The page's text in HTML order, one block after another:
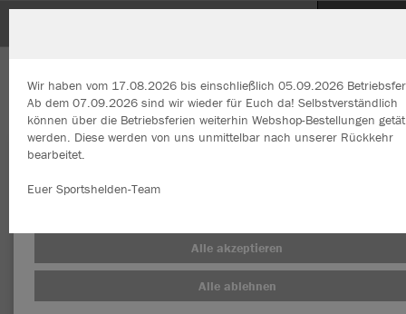
Herzlich Willkommen im Teamshop
Angelsportverein Aidlingen
Wir haben vom 17.08.2026 bis einschließlich 05.09.2026
Ab dem 07.09.2026 sind wir wieder für Euch da! Selbstverständlich
können über die Betriebsferien weiterhin Webshop-Bestellungen
werden. Diese werden von uns unmittelbar nach unserer Rückkehr
bearbeitet.
Euer Sportshelden-Team
Wir verwenden Cookies
Inhalte anzeigen und unsere Website verbessern. Weitere
Alle akzeptieren
Alle ablehnen